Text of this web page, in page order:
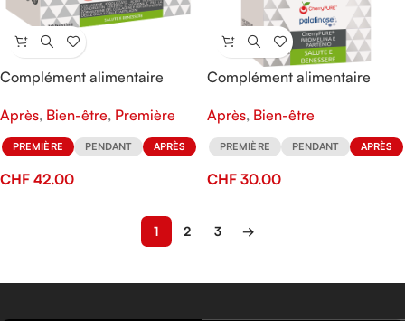
Complément alimentaire
Après, Bien-être, Première
PREMIÈRE PENDANT APRÈS
CHF 42.00
Complément alimentaire
Après, Bien-être
PREMIÈRE PENDANT APRÈS
CHF 30.00
1 2 3 →